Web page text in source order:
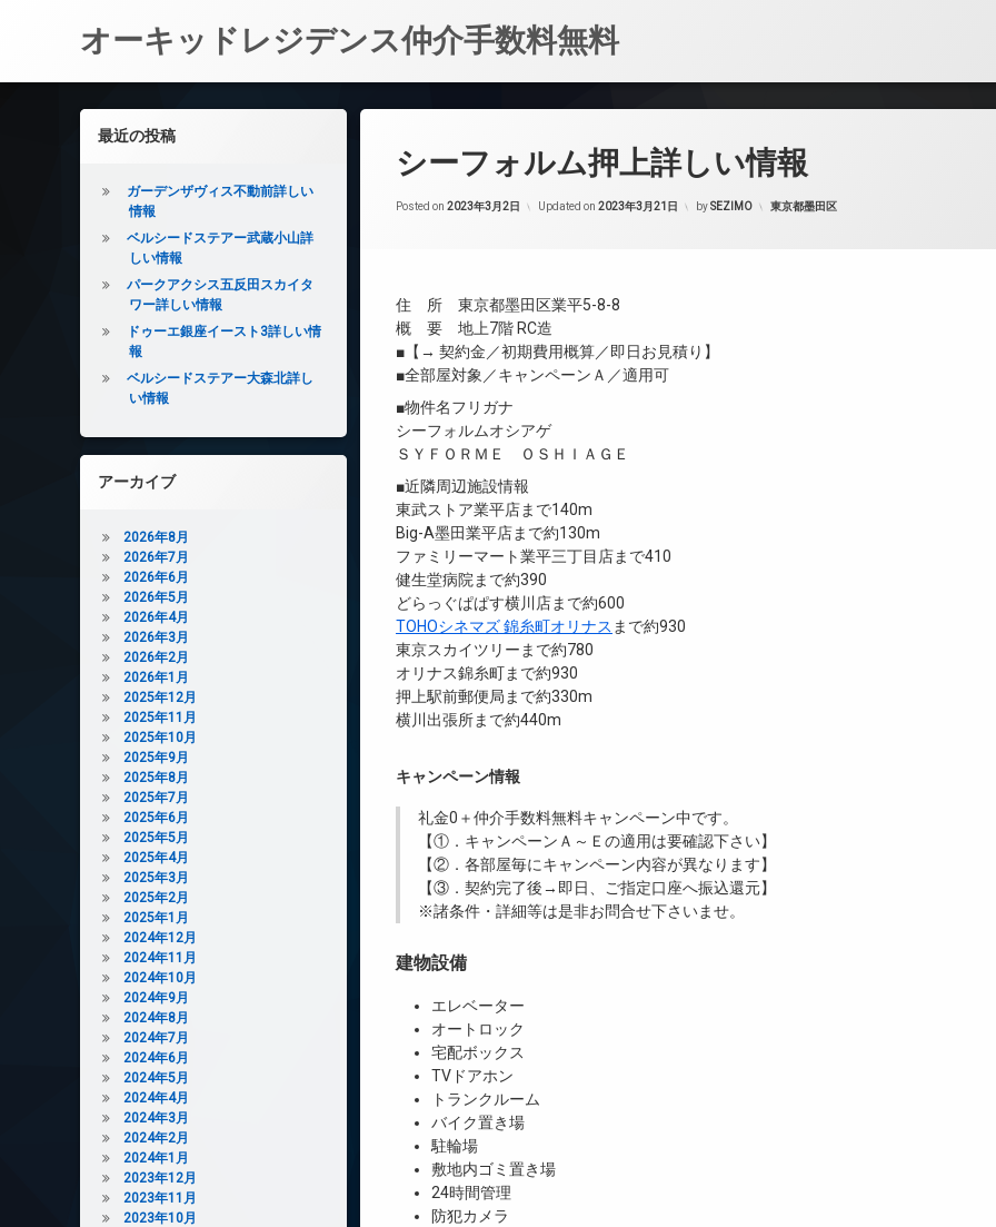
オーキッドレジデンス仲介手数料無料
シーフォルム押上詳しい情報
Posted on 2023年3月2日 Updated on 2023年3月21日 bySEZIMO カテゴリー:
東京都墨田区
住 所 東京都墨田区業平5-8-8
概 要 地上7階 RC造
■【→ 契約金／初期費用概算／即日お見積り】
■全部屋対象／キャンペーンＡ／適用可
■物件名フリガナ
シーフォルムオシアゲ
ＳＹＦＯＲＭＥ ＯＳＨＩＡＧＥ
■近隣周辺施設情報
東武ストア業平店まで140m
Big-A墨田業平店まで約130m
ファミリーマート業平三丁目店まで410
健生堂病院まで約390
どらっぐぱぱす横川店まで約600
TOHOシネマズ 錦糸町オリナス まで約930
東京スカイツリーまで約780
オリナス錦糸町まで約930
押上駅前郵便局まで約330m
横川出張所まで約440m
キャンペーン情報
礼金0 ＋仲介手数料無料キャンペーン中です。
【①．キャンペーンＡ～Ｅの適用は要確認下さい】
【②．各部屋毎にキャンペーン内容が異なります】
【③．契約完了後→即日、ご指定口座へ振込還元】
※諸条件・詳細等は是非お問合せ下さいませ。
建物設備
エレベーター
オートロック
宅配ボックス
TVドアホン
トランクルーム
バイク置き場
駐輪場
敷地内ゴミ置き場
24時間管理
防犯カメラ
左サイドバー
最近の投稿
ガーデンザヴィス不動前詳しい
情報
ベルシードステアー武蔵小山詳
しい情報
パークアクシス五反田スカイタ
ワー詳しい情報
ドゥーエ銀座イースト3詳しい情
報
ベルシードステアー大森北詳し
い情報
アーカイブ
2026年8月
2026年7月
2026年6月
2026年5月
2026年4月
2026年3月
2026年2月
2026年1月
2025年12月
2025年11月
2025年10月
2025年9月
2025年8月
2025年7月
2025年6月
2025年5月
2025年4月
2025年3月
2025年2月
2025年1月
2024年12月
2024年11月
2024年10月
2024年9月
2024年8月
2024年7月
2024年6月
2024年5月
2024年4月
2024年3月
2024年2月
2024年1月
2023年12月
2023年11月
2023年10月